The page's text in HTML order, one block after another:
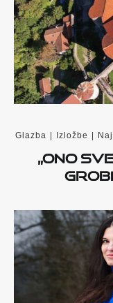
Glazba Izložbe
„Ono